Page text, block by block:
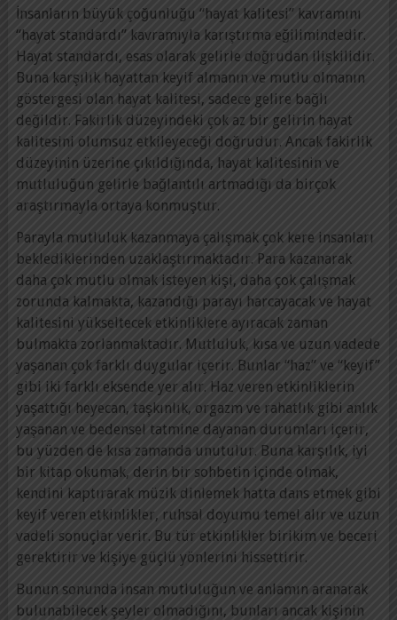
İnsanların büyük çoğunluğu “hayat kalitesi” kavramını
“hayat standardı” kavramıyla karıştırma eğilimindedir.
Hayat standardı, esas olarak gelirle doğrudan ilişkilidir.
Buna karşılık hayattan keyif almanın ve mutlu olmanın
göstergesi olan hayat kalitesi, sadece gelire bağlı
değildir. Fakirlik düzeyindeki çok az bir gelirin hayat
kalitesini olumsuz etkileyeceği doğrudur. Ancak fakirlik
düzeyinin üzerine çıkıldığında, hayat kalitesinin ve
mutluluğun gelirle bağlantılı artmadığı da birçok
araştırmayla ortaya konmuştur.
Parayla mutluluk kazanmaya çalışmak çok kere insanları
beklediklerinden uzaklaştırmaktadır. Para kazanarak
daha çok mutlu olmak isteyen kişi, daha çok çalışmak
zorunda kalmakta, kazandığı parayı harcayacak ve hayat
kalitesini yükseltecek etkinliklere ayıracak zaman
bulmakta zorlanmaktadır. Mutluluk, kısa ve uzun vadede
yaşanan çok farklı duygular içerir. Bunlar “haz” ve “keyif”
gibi iki farklı eksende yer alır. Haz veren etkinliklerin
yaşattığı heyecan, taşkınlık, orgazm ve rahatlık gibi anlık
yaşanan ve bedensel tatmine dayanan durumları içerir,
bu yüzden de kısa zamanda unutulur. Buna karşılık, iyi
bir kitap okumak, derin bir sohbetin içinde olmak,
kendini kaptırarak müzik dinlemek hatta dans etmek gibi
keyif veren etkinlikler, ruhsal doyumu temel alır ve uzun
vadeli sonuçlar verir. Bu tür etkinlikler birikim ve beceri
gerektirir ve kişiye güçlü yönlerini hissettirir.
Bunun sonunda insan mutluluğun ve anlamın aranarak
bulunabilecek şeyler olmadığını, bunları ancak kişinin